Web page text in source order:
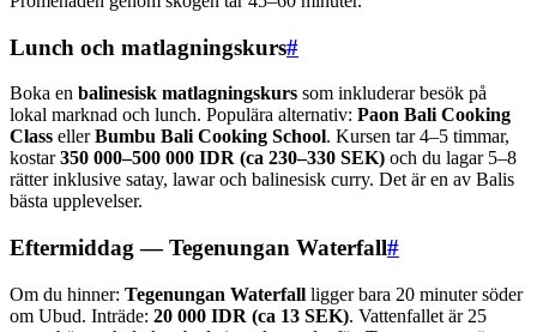
Lunch och matlagningskurs#
Boka en balinesisk matlagningskurs som inkluderar besök på
lokal marknad och lunch. Populära alternativ: Paon Bali Cooking
Class ellerBumbu Bali Cooking School. Kursen tar 4–5 timmar,
kostar350 000–500 000 IDR (ca 230–330 SEK) och du lagar 5–8
rätter inklusive satay, lawar och balinesisk curry. Det är en av Balis
bästa upplevelser.
Eftermiddag — Tegenungan Waterfall#
Om du hinner: Tegenungan Waterfall ligger bara 20 minuter söder
om Ubud. Inträde: 20 000 IDR (ca 13 SEK). Vattenfallet är 25